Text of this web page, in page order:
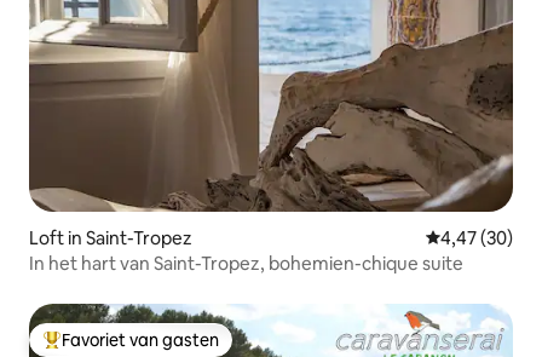
Loft in Saint-Tropez Gemiddelde
4,47 (30)
In het hart van Saint-Tropez, bohemien-chique suite
Topfavoriet van gasten
Favoriet van gasten